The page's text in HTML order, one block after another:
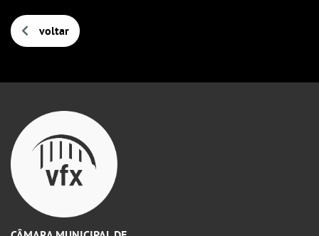
voltar